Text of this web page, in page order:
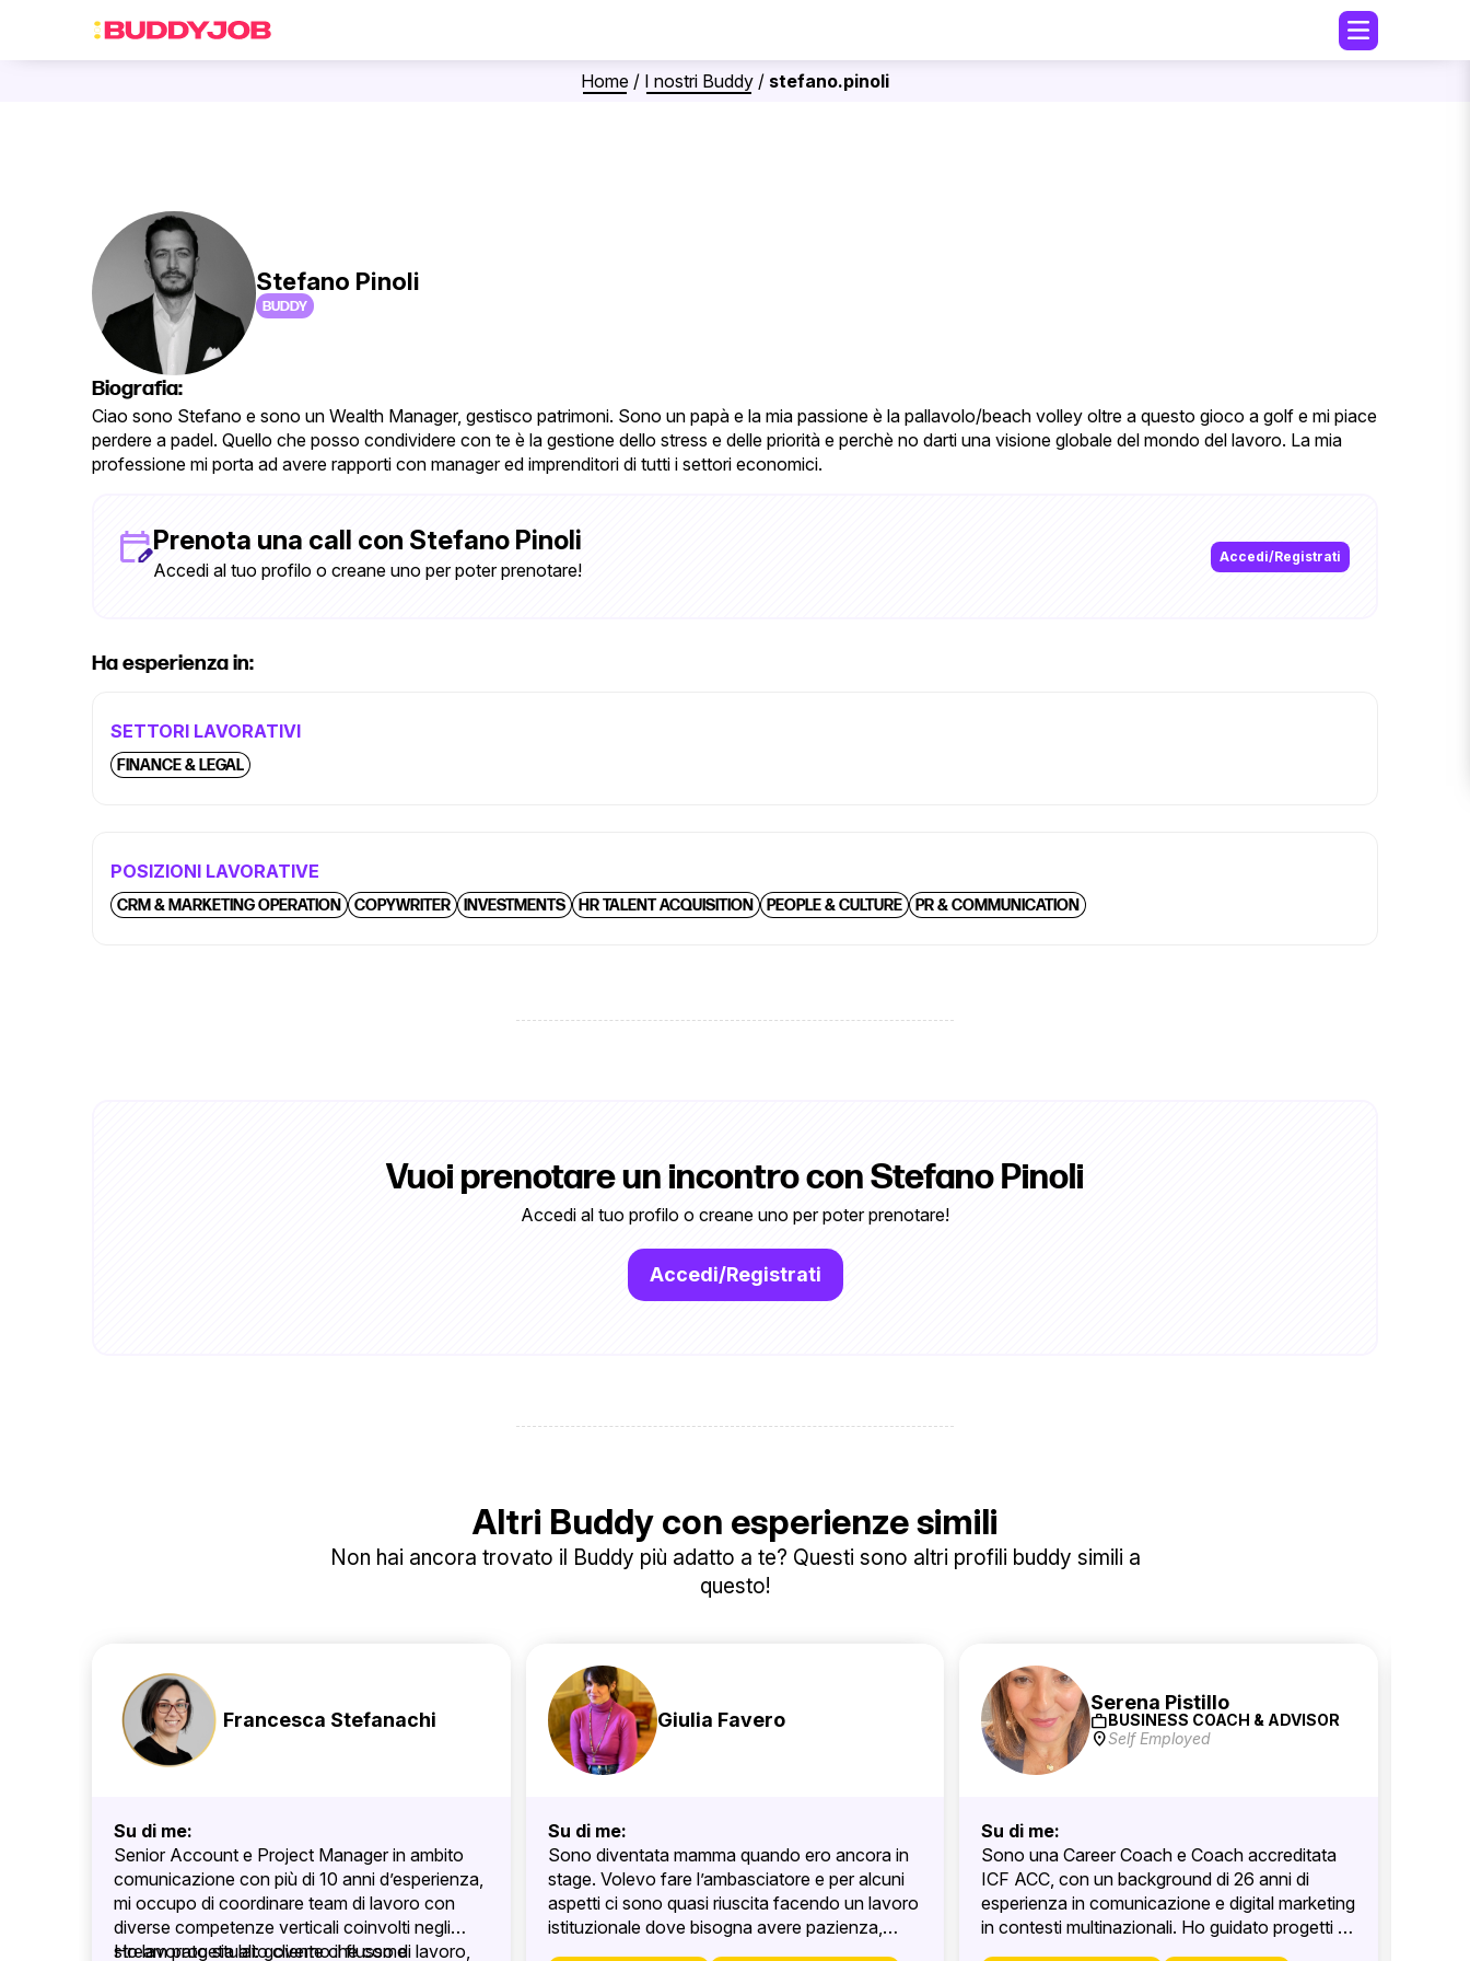
Home / I nostri Buddy / stefano.pinoli
Stefano Pinoli
BUDDY
Biografia:
Ciao sono Stefano e sono un Wealth Manager, gestisco patrimoni. Sono un papà e la mia passione è la pallavolo/beach volley oltre a questo gioco a golf e mi piace
perdere a padel. Quello che posso condividere con te è la gestione dello stress e delle priorità e perchè no darti una visione globale del mondo del lavoro. La mia
professione mi porta ad avere rapporti con manager ed imprenditori di tutti i settori economici.
Prenota una call con Stefano Pinoli
Accedi al tuo profilo o creane uno per poter prenotare!
Accedi/Registrati
Ha esperienza in:
SETTORI LAVORATIVI
FINANCE & LEGAL
POSIZIONI LAVORATIVE
CRM & MARKETING OPERATION COPYWRITER INVESTMENTS HR TALENT ACQUISITION PEOPLE & CULTURE PR & COMMUNICATION
Vuoi prenotare un incontro con Stefano Pinoli
Accedi al tuo profilo o creane uno per poter prenotare!
Accedi/Registrati
Altri Buddy con esperienze simili
Non hai ancora trovato il Buddy più adatto a te? Questi sono altri profili buddy simili a
questo!
Francesca Stefanachi
Su di me:
Senior Account e Project Manager in ambito
comunicazione con più di 10 anni d’esperienza,
mi occupo di coordinare team di lavoro con
diverse competenze verticali coinvolti negli
stream progettuali: governo il flusso di lavoro,
Ho lavorato sia lato cliente che come
Giulia Favero
Su di me:
Sono diventata mamma quando ero ancora in
stage. Volevo fare l’ambasciatore e per alcuni
aspetti ci sono quasi riuscita facendo un lavoro
istituzionale dove bisogna avere pazienza,
conoscenza della storia e arte della diplomazia.
Serena Pistillo
workBUSINESS COACH & ADVISOR
location_onSelf Employed
Su di me:
Sono una Career Coach e Coach accreditata
ICF ACC, con un background di 26 anni di
esperienza in comunicazione e digital marketing
in contesti multinazionali. Ho guidato progetti di
digitalizzazione, people strategy e